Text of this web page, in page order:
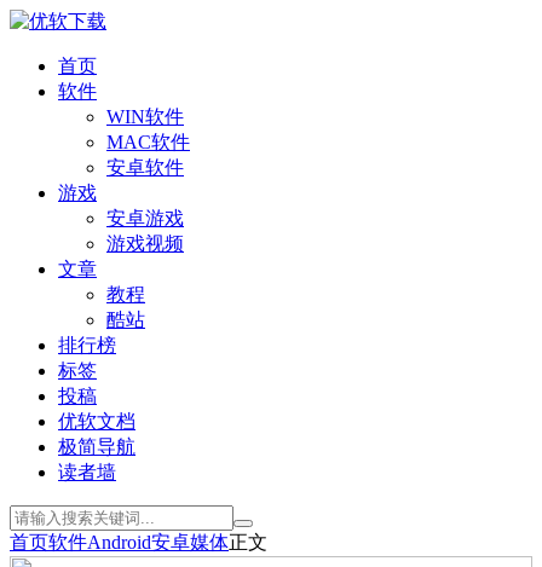
首页
软件
WIN软件
MAC软件
安卓软件
游戏
安卓游戏
游戏视频
文章
教程
酷站
排行榜
标签
投稿
优软文档
极简导航
读者墙
首页软件Android安卓媒体正文